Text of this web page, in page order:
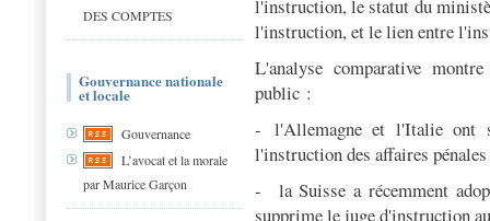
DES COMPTES
Gouvernance nationale
et locale
Gouvernance
L’avocat et la morale
par Maurice Garçon
l'instruction, le statut du
l'instruction, et le lien entre
L'analyse comparative
public :
- l'Allemagne et l'Italie ont
l'instruction des affaires
- la Suisse a récemment
supprime le juge d'instruction